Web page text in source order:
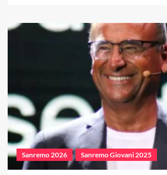
Regeländerungen
für
Sanremo 2026 Sanremo Giovani 2025